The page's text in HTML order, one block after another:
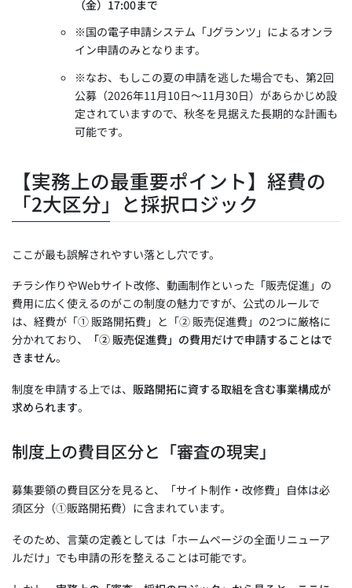
（金）17:00まで
※国の電子申請システム「Jグランツ」によるオンラ
イン申請のみとなります。
※なお、もしこの夏の申請を逃した場合でも、第2回
公募（2026年11月10日～11月30日）があらかじめ設
定されていますので、秋冬を見据えた長期的な計画も
可能です。
【実務上の最重要ポイント】経費の
「2大区分」と採択ロジック
ここが最も誤解されやすい落とし穴です。
チラシ作りやWebサイト改修、動画制作といった「販売促進」の
費用に広く使えるのがこの制度の魅力ですが、公式のルールで
は、経費が「① 販路開拓費」と「② 販売促進費」の2つに厳格に
分かれており、
「② 販売促進費」の費用だけで申請することはで
きません。
制度を申請する上では、 販路開拓に資する取組を含む事業構成が
求められます。
制度上の費目区分と「審査の現実」
募集要領の費目区分を見ると、「サイト制作・改修費」自体は必
須区分（①販路開拓費）に含まれています。
そのため、言葉の定義としては「ホームページの全面リニューア
ルだけ」でも申請の形を整えることは可能です。